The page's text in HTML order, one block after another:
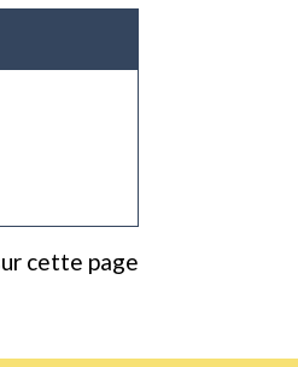
cette page